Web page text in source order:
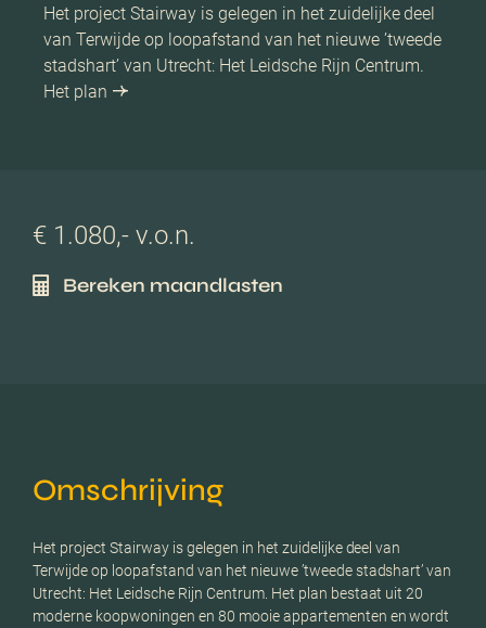
Het project Stairway is gelegen in het zuidelijke deel
van Terwijde op loopafstand van het nieuwe ’tweede
stadshart’ van Utrecht: Het Leidsche Rijn Centrum.
Het plan
€ 1.080,- v.o.n.
Bereken maandlasten
Omschrijving
Het project Stairway is gelegen in het zuidelijke deel van
Terwijde op loopafstand van het nieuwe ’tweede stadshart’ van
Utrecht: Het Leidsche Rijn Centrum. Het plan bestaat uit 20
moderne koopwoningen en 80 mooie appartementen en wordt